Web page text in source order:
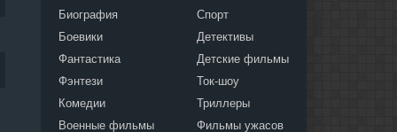
Биография
Боевики
Фантастика
Фэнтези
Комедии
Военные фильмы
Спорт
Детективы
Детские фильмы
Ток-шоу
Триллеры
Фильмы ужасов